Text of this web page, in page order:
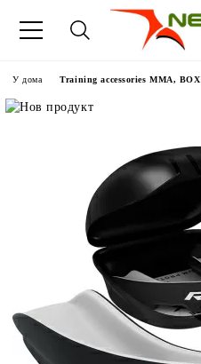
У дома Training accessories MMA, BOX